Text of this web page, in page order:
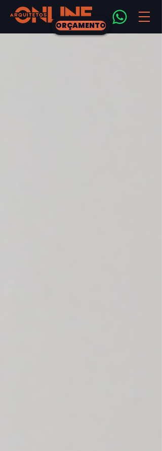
ORÇAMENTO